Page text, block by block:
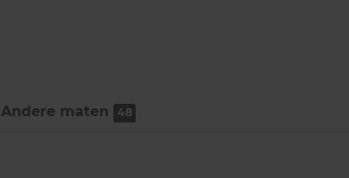
Andere maten 48